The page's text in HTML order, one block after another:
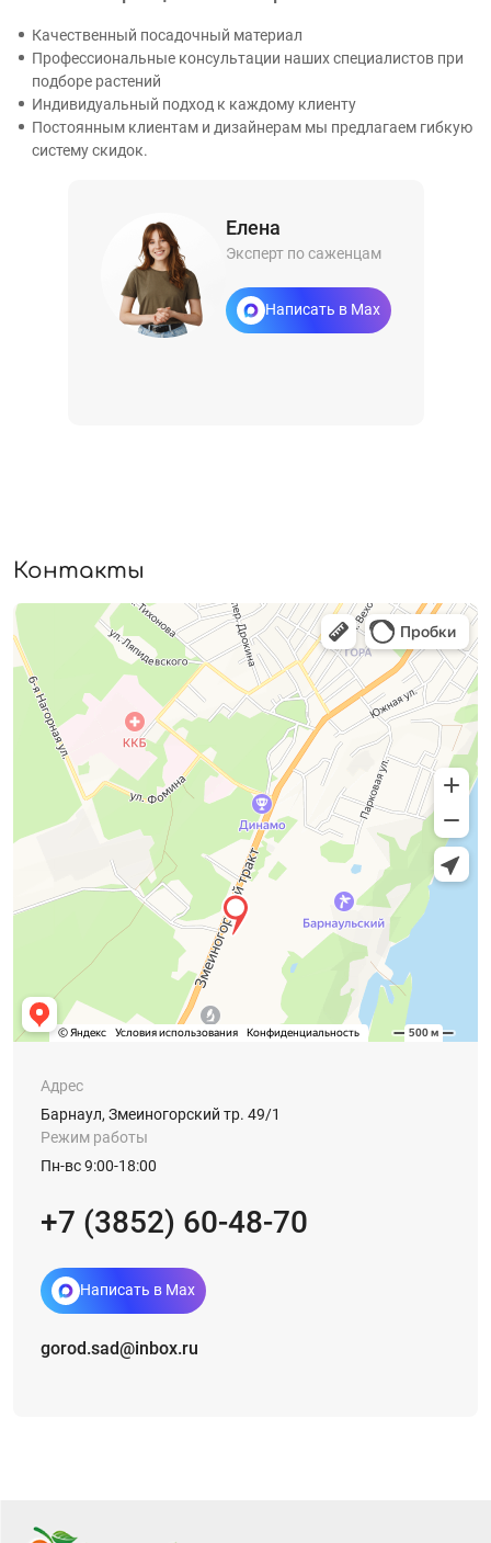
Качественный посадочный материал
Профессиональные консультации наших специалистов при
подборе растений
Индивидуальный подход к каждому клиенту
Постоянным клиентам и дизайнерам мы предлагаем гибкую
систему скидок.
Елена
Эксперт по саженцам
Написать в Max
Контакты
Адрес
Барнаул, Змеиногорский тр. 49/1
Режим работы
Пн-вс 9:00-18:00
+7 (3852) 60-48-70
Написать в Max
gorod.sad@inbox.ru